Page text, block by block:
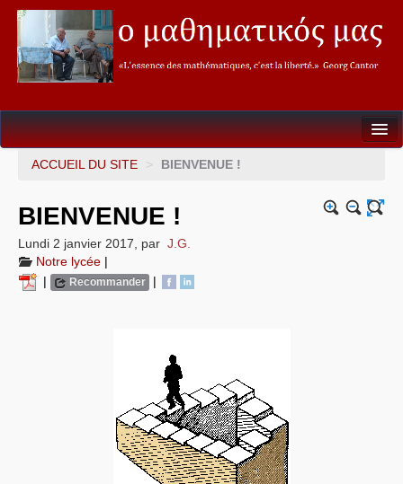
Seconde
Soutien&Aide individualisée
ACCUEIL DU SITE > BIENVENUE !
BIENVENUE !
Lundi 2 janvier 2017 par J.G.
Notre lycée |
|
Recommander |